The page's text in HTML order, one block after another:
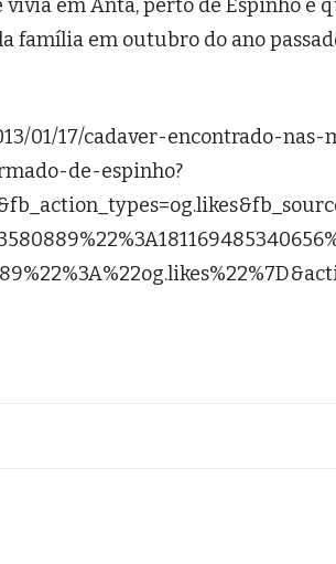
vivia em Anta, perto de Espinho e
família em outubro do ano
01/17/cadaver-encontrado-nas-
de-espinho?